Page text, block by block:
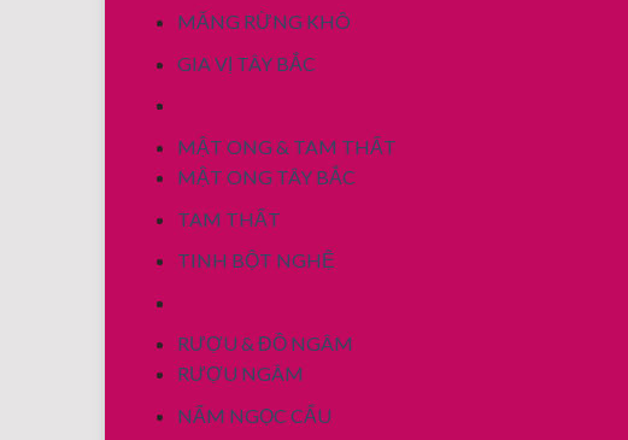
MĂNG RỪNG KHÔ
GIA VỊ TÂY BẮC
MẬT ONG & TAM THẤT
MẬT ONG TÂY BẮC
TAM THẤT
TINH BỘT NGHỆ
RƯỢU & ĐỒ NGÂM
RƯỢU NGÂM
NẤM NGỌC CẨU